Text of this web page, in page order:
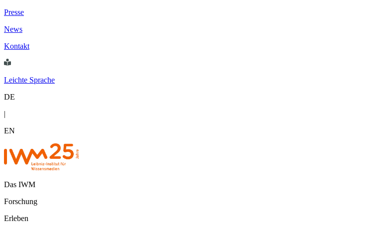
Presse
News
Kontakt
Leichte Sprache
DE
|
EN
Das IWM
Forschung
Erleben